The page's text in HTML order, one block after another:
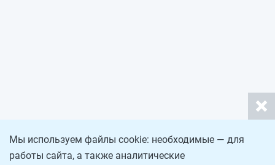
Мы используем файлы cookie: необходимые — для
работы сайта, а также аналитические